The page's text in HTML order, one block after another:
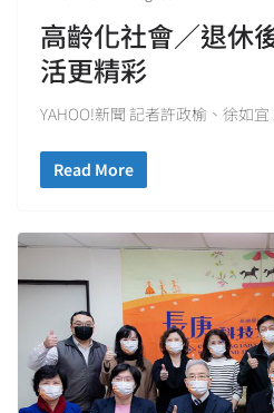
高齡化社會／退休
活更精彩
YAHOO!新聞 記者許政榆、徐如宜
Read More